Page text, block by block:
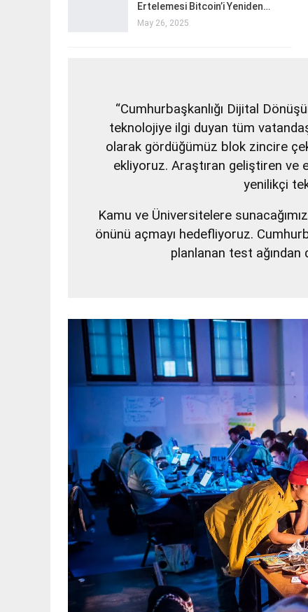
Ertelemesi Bitcoin’i Yeniden…
May 26, 2025
“Cumhurbaşkanlığı Dijital
teknolojiye ilgi duyan tüm
olarak gördüğümüz blok zincire
ekliyoruz. Araştıran geliştiren ve
yenilikçi
Kamu ve Üniversitelere
önünü açmayı hedefliyoruz.
planlanan test